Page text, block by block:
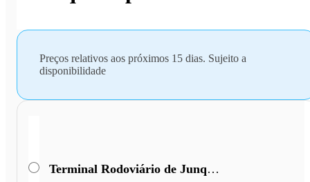
Preços relativos aos próximos 15 dias. Sujeito a
disponibilidade
Terminal Rodoviário de Junqueirópolis